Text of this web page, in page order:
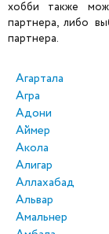
хобби также
партнера, либо
партнера.
Агартала
Агра
Адони
Аймер
Акола
Алигар
Аллахабад
Альвар
Амальнер